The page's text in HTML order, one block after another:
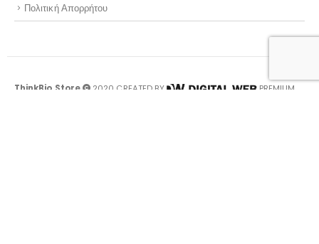
Πολιτική Απορρήτου
ThinkBio.Store 2020 CREATED BY
PREMIUM